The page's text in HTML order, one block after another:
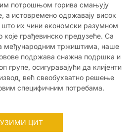
потрошњом горива смањују
а истовремено одржавају висок
што их чини економски разумном
које грађевинско предузеће. Са
међународним тржиштима, наше
подржава снажна подршка и
групе, осигуравајући да клијенти
већ свеобухватно решење
специфичним потребама.
УЗИМИ ЦИТ